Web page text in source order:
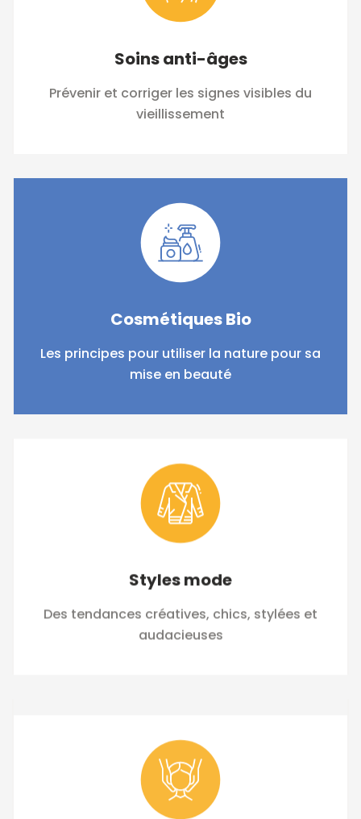
Soins anti-âges
Prévenir et corriger les signes visibles du
vieillissement
Cosmétiques Bio
Les principes pour utiliser la nature pour sa
mise en beauté
Styles mode
Des tendances créatives, chics, stylées et
audacieuses